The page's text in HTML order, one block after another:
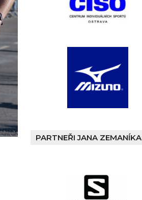
PARTNEŘI JANA ZEMANÍKA